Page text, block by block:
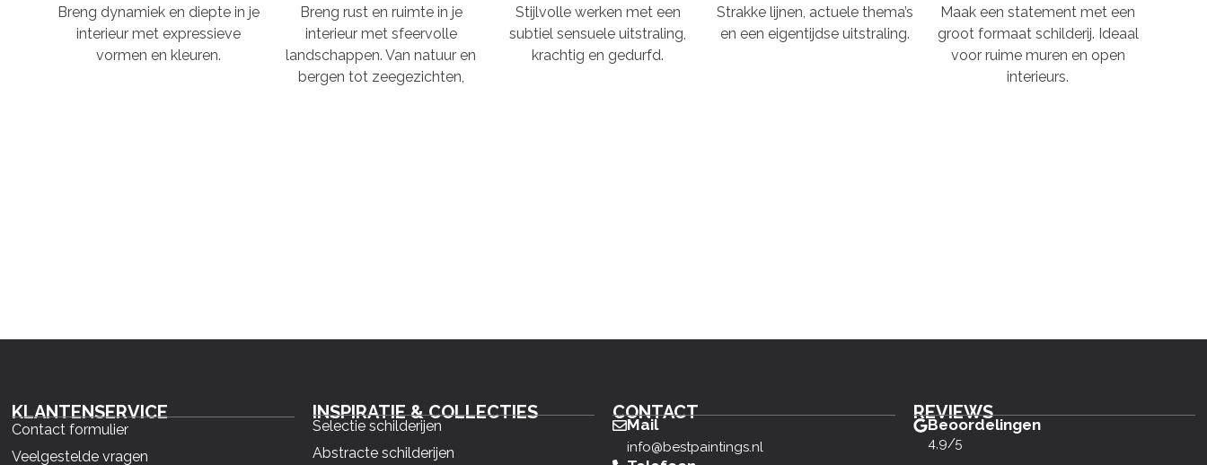
Breng dynamiek en diepte in je
interieur met expressieve
vormen en kleuren.
Breng rust en ruimte in je
interieur met sfeervolle
landschappen. Van natuur en
bergen tot zeegezichten,
Stijlvolle werken met een
subtiel sensuele uitstraling,
krachtig en gedurfd.
Strakke lijnen, actuele thema’s
en een eigentijdse uitstraling.
Maak een statement met een
groot formaat schilderij. Ideaal
voor ruime muren en open
interieurs.
KLANTENSERVICE
Contact formulier
Veelgestelde vragen
INSPIRATIE & COLLECTIES
Selectie schilderijen
Abstracte schilderijen
CONTACT
Mail
info@bestpaintings.nl
REVIEWS
Beoordelingen
4,9/5